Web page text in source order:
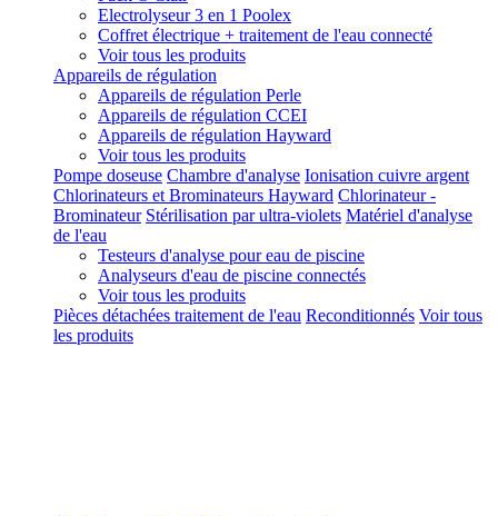
Electrolyseur 3 en 1 Poolex
Coffret électrique + traitement de l'eau connecté
Voir tous les produits
Appareils de régulation
Appareils de régulation Perle
Appareils de régulation CCEI
Appareils de régulation Hayward
Voir tous les produits
Pompe doseuse Chambre d'analyse Ionisation cuivre argent
Chlorinateurs et Brominateurs Hayward Chlorinateur -
Brominateur Stérilisation par ultra-violets Matériel d'analyse
de l'eau
Testeurs d'analyse pour eau de piscine
Analyseurs d'eau de piscine connectés
Voir tous les produits
Pièces détachées traitement de l'eau Reconditionnés Voir tous
les produits